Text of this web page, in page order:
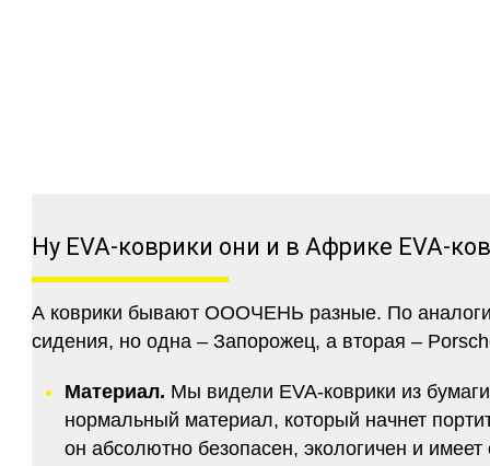
Ну EVA-коврики они и в Африке EVA-
А коврики бывают ОООЧЕНЬ разные. По
сидения, но одна – Запорожец, а вторая –
Материал. Мы видели EVA-коврики из
нормальный материал, который начнет
он абсолютно безопасен, экологичен и